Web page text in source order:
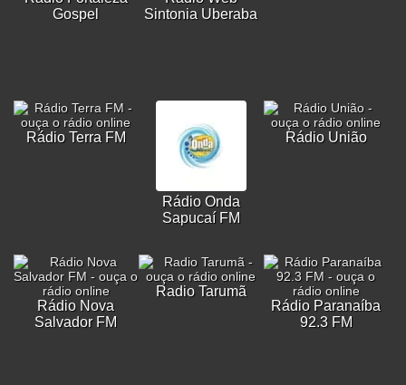
Gospel
Sintonia Uberaba
Rádio Terra FM
Rádio Onda
Sapucaí FM
Rádio União
Rádio Nova
Salvador FM
Radio Tarumã
Rádio Paranaíba
92.3 FM